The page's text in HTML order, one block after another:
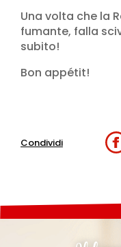
Una volta che la
fumante, falla
subito!
Bon appétit!
Condividi